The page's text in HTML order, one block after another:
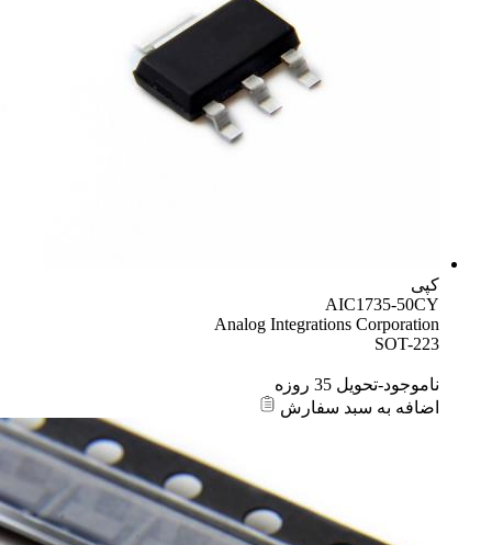
کپی
AIC1735-50CY
Analog Integrations Corporation
SOT-223
ناموجود-تحویل 35 روزه
اضافه به سبد سفارش